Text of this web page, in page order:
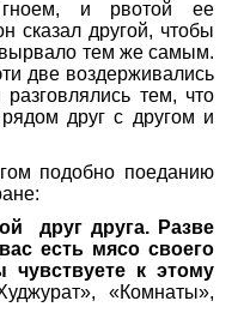
и рвотой ее
сказал другой, чтобы
тем же самым.
две воздерживались
тем, что
друг с другом и
подобно поеданию
друг друга. Разве
есть мясо своего
чувствуете к этому
«Комнаты»,